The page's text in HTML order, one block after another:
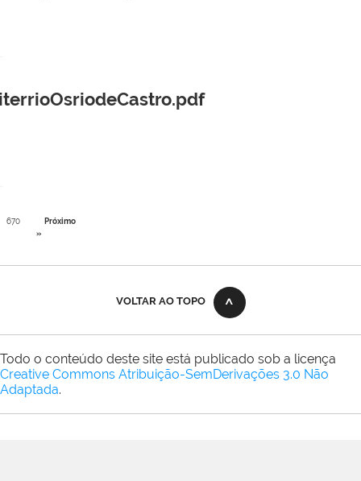
670
Próximo
»
VOLTAR AO TOPO
Todo o conteúdo deste site está publicado sob a licença
Creative Commons Atribuição-SemDerivações 3.0 Não
Adaptada.